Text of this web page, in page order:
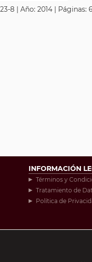
8 | Año: 2014 | Páginas:
INFORMACIÓN
Términos y
Tratamiento de
Política de